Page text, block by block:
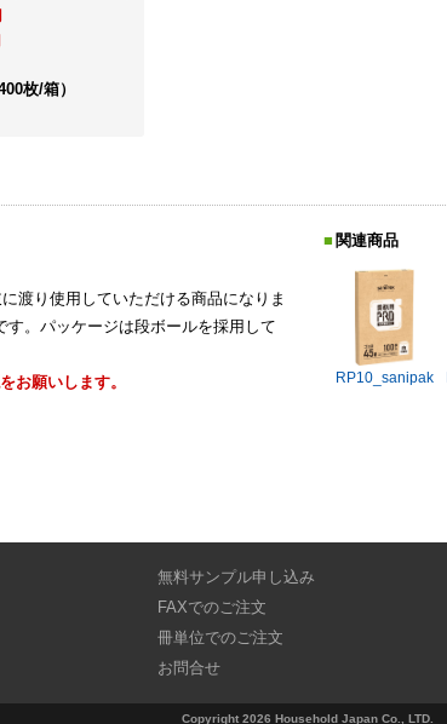
枚/箱）
渡り使用していただける商品になりま
。パッケージは段ボールを採用して
お願いします。
関連商品
RP10_sanipak
無料サンプル申し込み
FAXでのご注文
冊単位でのご注文
お問合せ
Copyright 2026 Household Japan Co., LTD.